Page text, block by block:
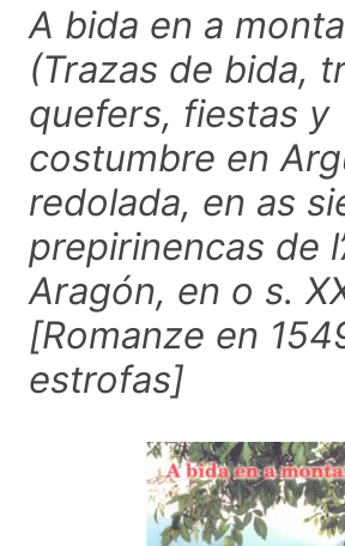
A bida en a
(Trazas de bida,
quefers, fiestas y
costumbre en
redolada, en as
prepirinencas de
Aragón, en o s.
[Romanze en
estrofas]